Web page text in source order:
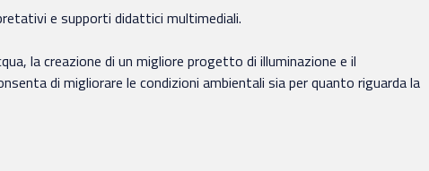
e supporti didattici multimediali.
la creazione di un migliore progetto di illuminazione e il
di migliorare le condizioni ambientali sia per quanto riguarda la